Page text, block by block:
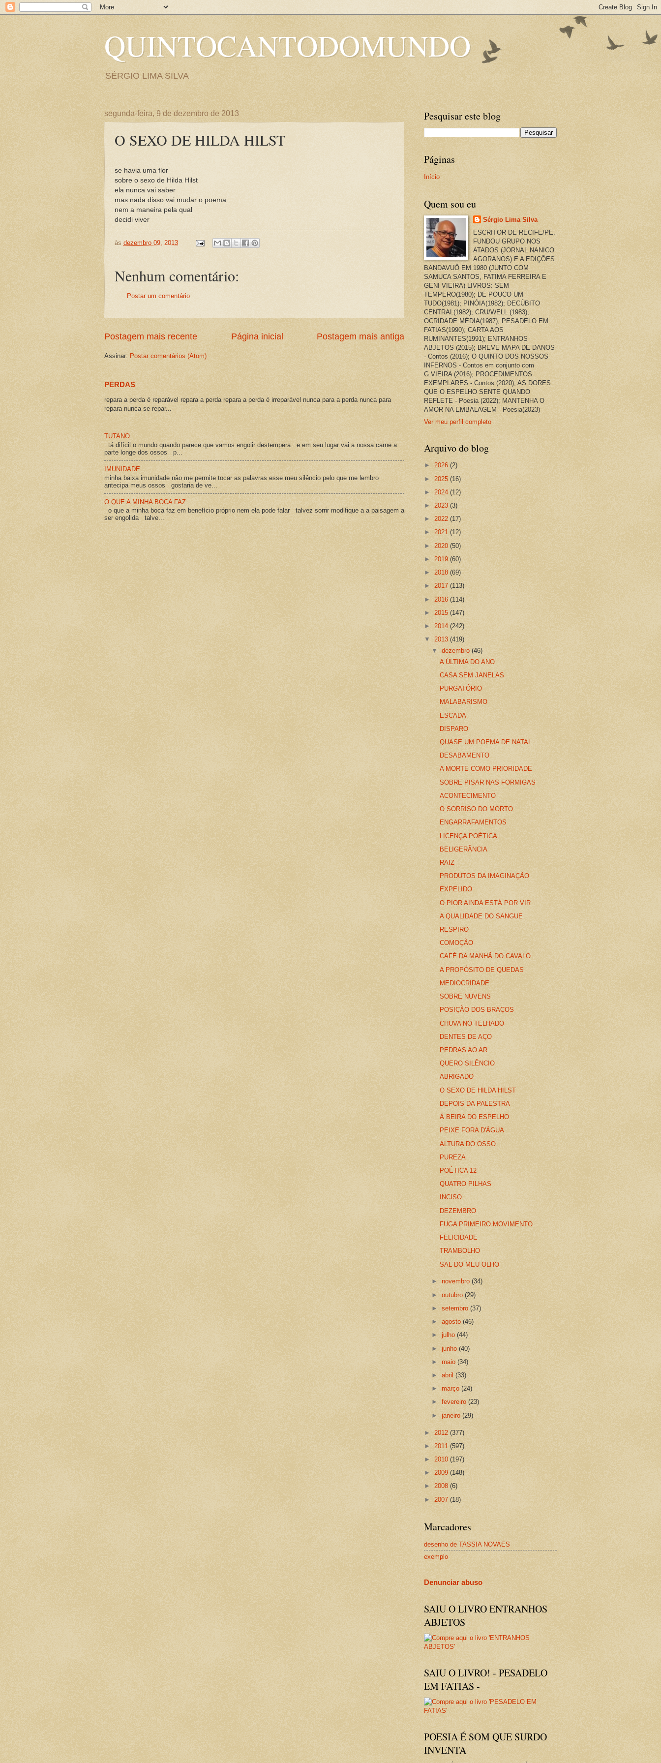
QUINTOCANTODOMUNDO
SÉRGIO LIMA SILVA
segunda-feira, 9 de dezembro de 2013
O SEXO DE HILDA HILST
se havia uma flor
sobre o sexo de Hilda Hilst
ela nunca vai saber
mas nada disso vai mudar o poema
nem a maneira pela qual
decidi viver
às dezembro 09, 2013
Nenhum comentário:
Postar um comentário
Postagem mais recente Postagem mais antiga
Página inicial
Assinar: Postar comentários (Atom)
PERDAS
repara a perda é reparável repara a perda repara a perda é irreparável nunca para a perda nunca para
repara nunca se repar...
TUTANO
tá difícil o mundo quando parece que vamos engolir destempera e em seu lugar vai a nossa carne a
parte longe dos ossos p...
IMUNIDADE
minha baixa imunidade não me permite tocar as palavras esse meu silêncio pelo que me lembro
antecipa meus ossos gostaria de ve...
O QUE A MINHA BOCA FAZ
o que a minha boca faz em benefício próprio nem ela pode falar talvez sorrir modifique a a paisagem a
ser engolida talve...
Pesquisar este blog
Páginas
Início
Quem sou eu
Sérgio Lima Silva
ESCRITOR DE RECIFE/PE.
FUNDOU GRUPO NOS
ATADOS (JORNAL NANICO
AGORANOS) E A EDIÇÕES
BANDAVUÔ EM 1980 (JUNTO COM
SAMUCA SANTOS, FATIMA FERREIRA E
GENI VIEIRA) LIVROS: SEM
TEMPERO(1980); DE POUCO UM
TUDO(1981); PINÓIA(1982); DECÚBITO
CENTRAL(1982); CRU/WELL (1983);
OCRIDADE MÉDIA(1987); PESADELO EM
FATIAS(1990); CARTA AOS
RUMINANTES(1991); ENTRANHOS
ABJETOS (2015); BREVE MAPA DE DANOS
- Contos (2016); O QUINTO DOS NOSSOS
INFERNOS - Contos em conjunto com
G.VIEIRA (2016); PROCEDIMENTOS
EXEMPLARES - Contos (2020); AS DORES
QUE O ESPELHO SENTE QUANDO
REFLETE - Poesia (2022); MANTENHA O
AMOR NA EMBALAGEM - Poesia(2023)
Ver meu perfil completo
Arquivo do blog
► 2026 (2)
► 2025 (16)
► 2024 (12)
► 2023 (3)
► 2022 (17)
► 2021 (12)
► 2020 (50)
► 2019 (60)
► 2018 (69)
► 2017 (113)
► 2016 (114)
► 2015 (147)
► 2014 (242)
▼ 2013 (419)
▼dezembro(46)
A ÚLTIMA DO ANO
CASA SEM JANELAS
PURGATÓRIO
MALABARISMO
ESCADA
DISPARO
QUASE UM POEMA DE NATAL
DESABAMENTO
A MORTE COMO PRIORIDADE
SOBRE PISAR NAS FORMIGAS
ACONTECIMENTO
O SORRISO DO MORTO
ENGARRAFAMENTOS
LICENÇA POÉTICA
BELIGERÂNCIA
RAIZ
PRODUTOS DA IMAGINAÇÃO
EXPELIDO
O PIOR AINDA ESTÁ POR VIR
A QUALIDADE DO SANGUE
RESPIRO
COMOÇÃO
CAFÉ DA MANHÃ DO CAVALO
A PROPÓSITO DE QUEDAS
MEDIOCRIDADE
SOBRE NUVENS
POSIÇÃO DOS BRAÇOS
CHUVA NO TELHADO
DENTES DE AÇO
PEDRAS AO AR
QUERO SILÊNCIO
ABRIGADO
O SEXO DE HILDA HILST
DEPOIS DA PALESTRA
À BEIRA DO ESPELHO
PEIXE FORA D'ÁGUA
ALTURA DO OSSO
PUREZA
POÉTICA 12
QUATRO PILHAS
INCISO
DEZEMBRO
FUGA PRIMEIRO MOVIMENTO
FELICIDADE
TRAMBOLHO
SAL DO MEU OLHO
►novembro(34)
►outubro(29)
►setembro(37)
►agosto(46)
►julho(44)
►junho(40)
► maio(34)
►abril(33)
► março(24)
►fevereiro(23)
►janeiro(29)
► 2012 (377)
► 2011 (597)
► 2010 (197)
► 2009 (148)
► 2008 (6)
► 2007 (18)
Marcadores
desenho de TASSIA NOVAES
exemplo
Denunciar abuso
SAIU O LIVRO ENTRANHOS
ABJETOS
SAIU O LIVRO! - PESADELO
EM FATIAS -
POESIA É SOM QUE SURDO
INVENTA